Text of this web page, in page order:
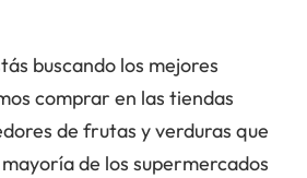
buscando los mejores
comprar en las tiendas
de frutas y verduras que
de los supermercados